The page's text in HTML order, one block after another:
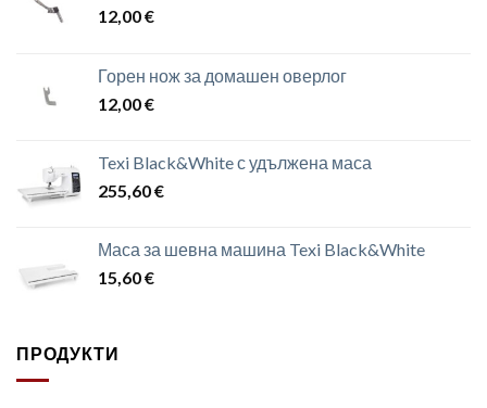
12,00€
Горен нож за домашен оверлог
12,00€
Texi Black&White с удължена маса
255,60€
Маса за шевна машина Texi Black&White
15,60€
ПРОДУКТИ